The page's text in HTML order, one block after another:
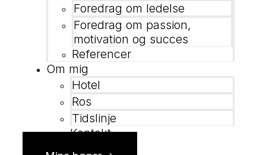
Foredrag om ledelse
Foredrag om passion,
motivation og succes
Referencer
Om mig
Hotel
Ros
Tidslinje
Kontakt